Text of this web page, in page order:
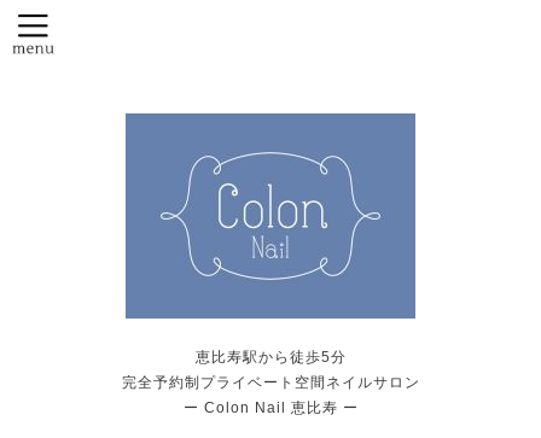
恵比寿駅から徒歩5分
完全予約制プライベート空間ネイルサロン
ー Colon Nail 恵比寿 ー